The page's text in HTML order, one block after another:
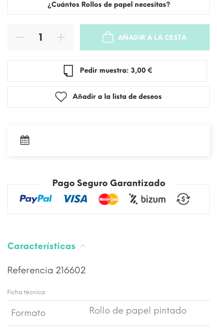
¿Cuántos Rollos de papel necesitas?
AÑADIR A LA CESTA
Pedir muestra: 3,00 €
Añadir a la lista de deseos
Pago Seguro Garantizado
Características
Referencia 216602
Ficha técnica
Formato Rollo de papel pintado